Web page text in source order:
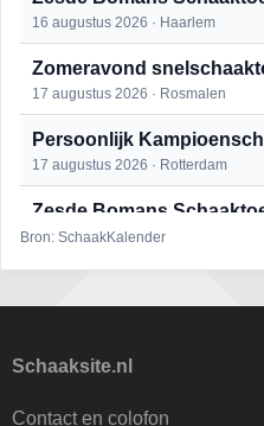
16 augustus 2026 · Haarlem
Zomeravond
17 augustus 2026 · Rosmalen
Persoonlijk
17 augustus 2026 · Rotterdam
Zesde Bomans
17 augustus 2026 · Haarlem
18 augustus 2026 · Rosmalen
Bron: SchaakKalender
Schaaksite.nl
Contact en colofon